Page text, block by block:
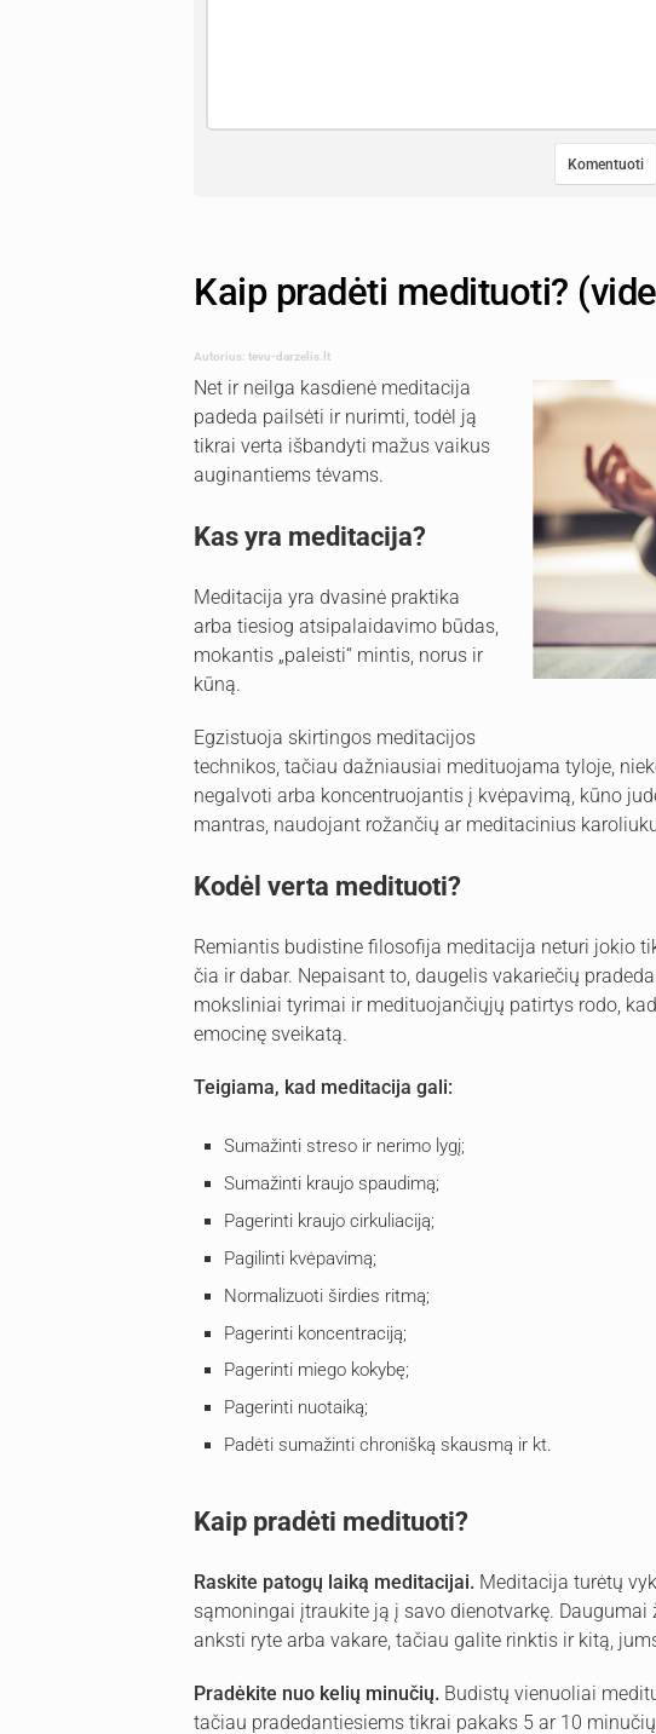
Kaip pradėti medituoti?
Autorius: tevu-darzelis.lt
Net ir neilga kasdienė meditacija
padeda pailsėti ir nurimti, todėl ją
tikrai verta išbandyti mažus vaikus
auginantiems tėvams.
Kas yra meditacija?
Meditacija yra dvasinė praktika
arba tiesiog atsipalaidavimo būdas,
mokantis „paleisti“ mintis, norus ir
kūną.
Egzistuoja skirtingos meditacijos
technikos, tačiau dažniausiai medituojama tyloje,
negalvoti arba koncentruojantis į kvėpavimą, kūno
mantras, naudojant rožančių ar meditacinius
Kodėl verta medituoti?
Remiantis budistine filosofija meditacija neturi jokio
čia ir dabar. Nepaisant to, daugelis vakariečių
moksliniai tyrimai ir medituojančiųjų patirtys rodo,
emocinę sveikatą.
Teigiama, kad meditacija gali:
Sumažinti streso ir nerimo lygį;
Sumažinti kraujo spaudimą;
Pagerinti kraujo cirkuliaciją;
Pagilinti kvėpavimą;
Normalizuoti širdies ritmą;
Pagerinti koncentraciją;
Pagerinti miego kokybę;
Pagerinti nuotaiką;
Padėti sumažinti chronišką skausmą ir kt.
Kaip pradėti medituoti?
Raskite patogų laiką meditacijai. Meditacija turėtų
sąmoningai įtraukite ją į savo dienotvarkę.
anksti ryte arba vakare, tačiau galite rinktis ir kitą,
Pradėkite nuo kelių minučių. Budistų vienuoliai
tačiau pradedantiesiems tikrai pakaks 5 ar 10